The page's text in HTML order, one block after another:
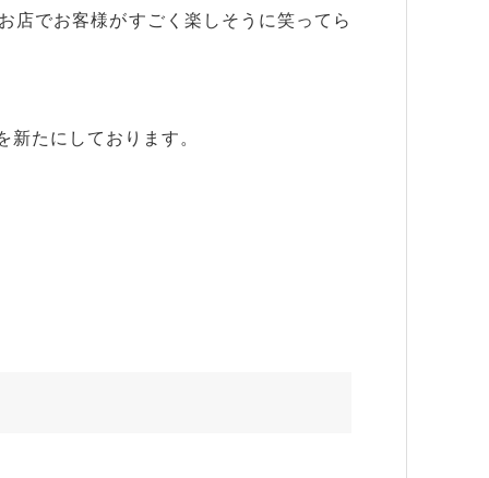
店でお客様がすごく楽しそうに笑ってら
たにしております。